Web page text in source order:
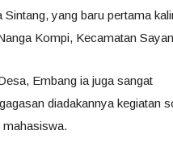
Sintang, yang baru pertama
Kompi, Kecamatan
Embang ia juga sangat
diadakannya kegiatan